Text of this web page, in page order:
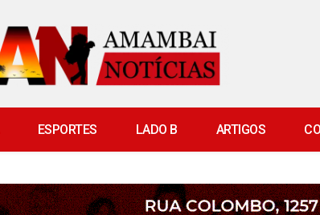
ESPORTES LADO B ARTIGOS